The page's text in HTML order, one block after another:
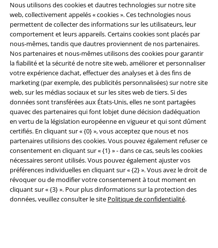
Nous utilisons des cookies et dautres technologies sur notre site
web, collectivement appelés « cookies ». Ces technologies nous
permettent de collecter des informations sur les utilisateurs, leur
comportement et leurs appareils. Certains cookies sont placés par
nous-mêmes, tandis que dautres proviennent de nos partenaires.
Nos partenaires et nous-mêmes utilisons des cookies pour garantir
la fiabilité et la sécurité de notre site web, améliorer et personnaliser
votre expérience dachat, effectuer des analyses et à des fins de
marketing (par exemple, des publicités personnalisées) sur notre site
web, sur les médias sociaux et sur les sites web de tiers. Si des
données sont transférées aux États-Unis, elles ne sont partagées
quavec des partenaires qui font lobjet dune décision dadéquation
en vertu de la législation européenne en vigueur et qui sont dûment
certifiés. En cliquant sur « {0} », vous acceptez que nous et nos
partenaires utilisions des cookies. Vous pouvez également refuser ce
consentement en cliquant sur « {1} » - dans ce cas, seuls les cookies
nécessaires seront utilisés. Vous pouvez également ajuster vos
préférences individuelles en cliquant sur « {2} ». Vous avez le droit de
révoquer ou de modifier votre consentement à tout moment en
cliquant sur « {3} ». Pour plus dinformations sur la protection des
données, veuillez consulter le site Politique de confidentialité.
Offre pour toi
Concours
Bons d'achat Large
EMP Backstage Club
À propos d'EMP
Réseau d'Affiliation
Durabilité